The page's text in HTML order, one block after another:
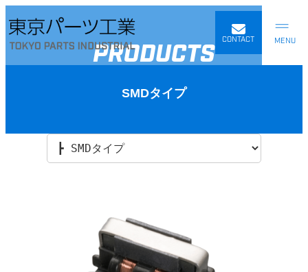
容
を
キ
CONTACT
PRODUCTS
SMDタイプ